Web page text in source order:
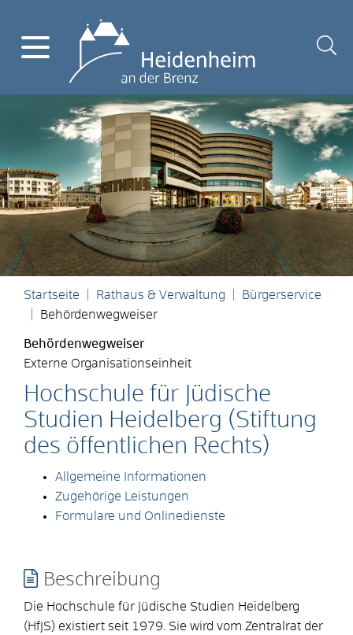
Startseite Rathaus & Verwaltung
Bürgerservice
Behördenwegweiser
Behördenwegweiser
Externe Organisationseinheit
Hochschule für Jüdische
Studien Heidelberg (Stiftung
des öffentlichen Rechts)
Allgemeine Informationen
Zugehörige Leistungen
Formulare und Onlinedienste
Beschreibung
Die Hochschule für Jüdische Studien Heidelberg
(HfJS) existiert seit 1979. Sie wird vom Zentralrat der